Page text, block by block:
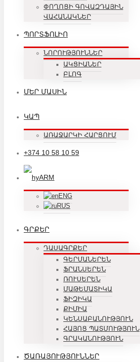
ՓՈՂՈՑԻ ԳՈՎԱԶԴԱՅԻՆ
ՎԱՀԱՆԱԿՆԵՐ
ՊՈՐՏՖՈԼԻՈ
ՆՈՐՈՒԹՅՈՒՆՆԵՐ
ԱԿՑԻԱՆԵՐ
ԲԼՈԳ
ՄԵՐ ՄԱՍԻՆ
ԿԱՊ
ԱՌԱՋԱՐԿԻ ՀԱՐՑՈՒՄ
+374 10 58 10 59
ARM
ENG
RUS
ԳՐՔԵՐ
ԴԱՍԱԳՐՔԵՐ
ԳԵՐՄԱՆԵՐԵՆ
ՖՐԱՆՍԵՐԵՆ
ՌՈՒՍԵՐԵՆ
ՄԱԹԵՄԱՏԻԿԱ
ՖԻԶԻԿԱ
ՔԻՄԻԱ
ԿԵՆՍԱԲԱՆՈՒԹՅՈՒՆ
ՀԱՅՈՑ ՊԱՏՄՈՒԹՅՈՒՆ
ԳՐԱԿԱՆՈՒԹՅՈՒՆ
ԾԱՌԱՅՈՒԹՅՈՒՆՆԵՐ